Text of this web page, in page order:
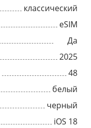
классический
eSIM
Да
2025
48
белый
черный
iOS 18